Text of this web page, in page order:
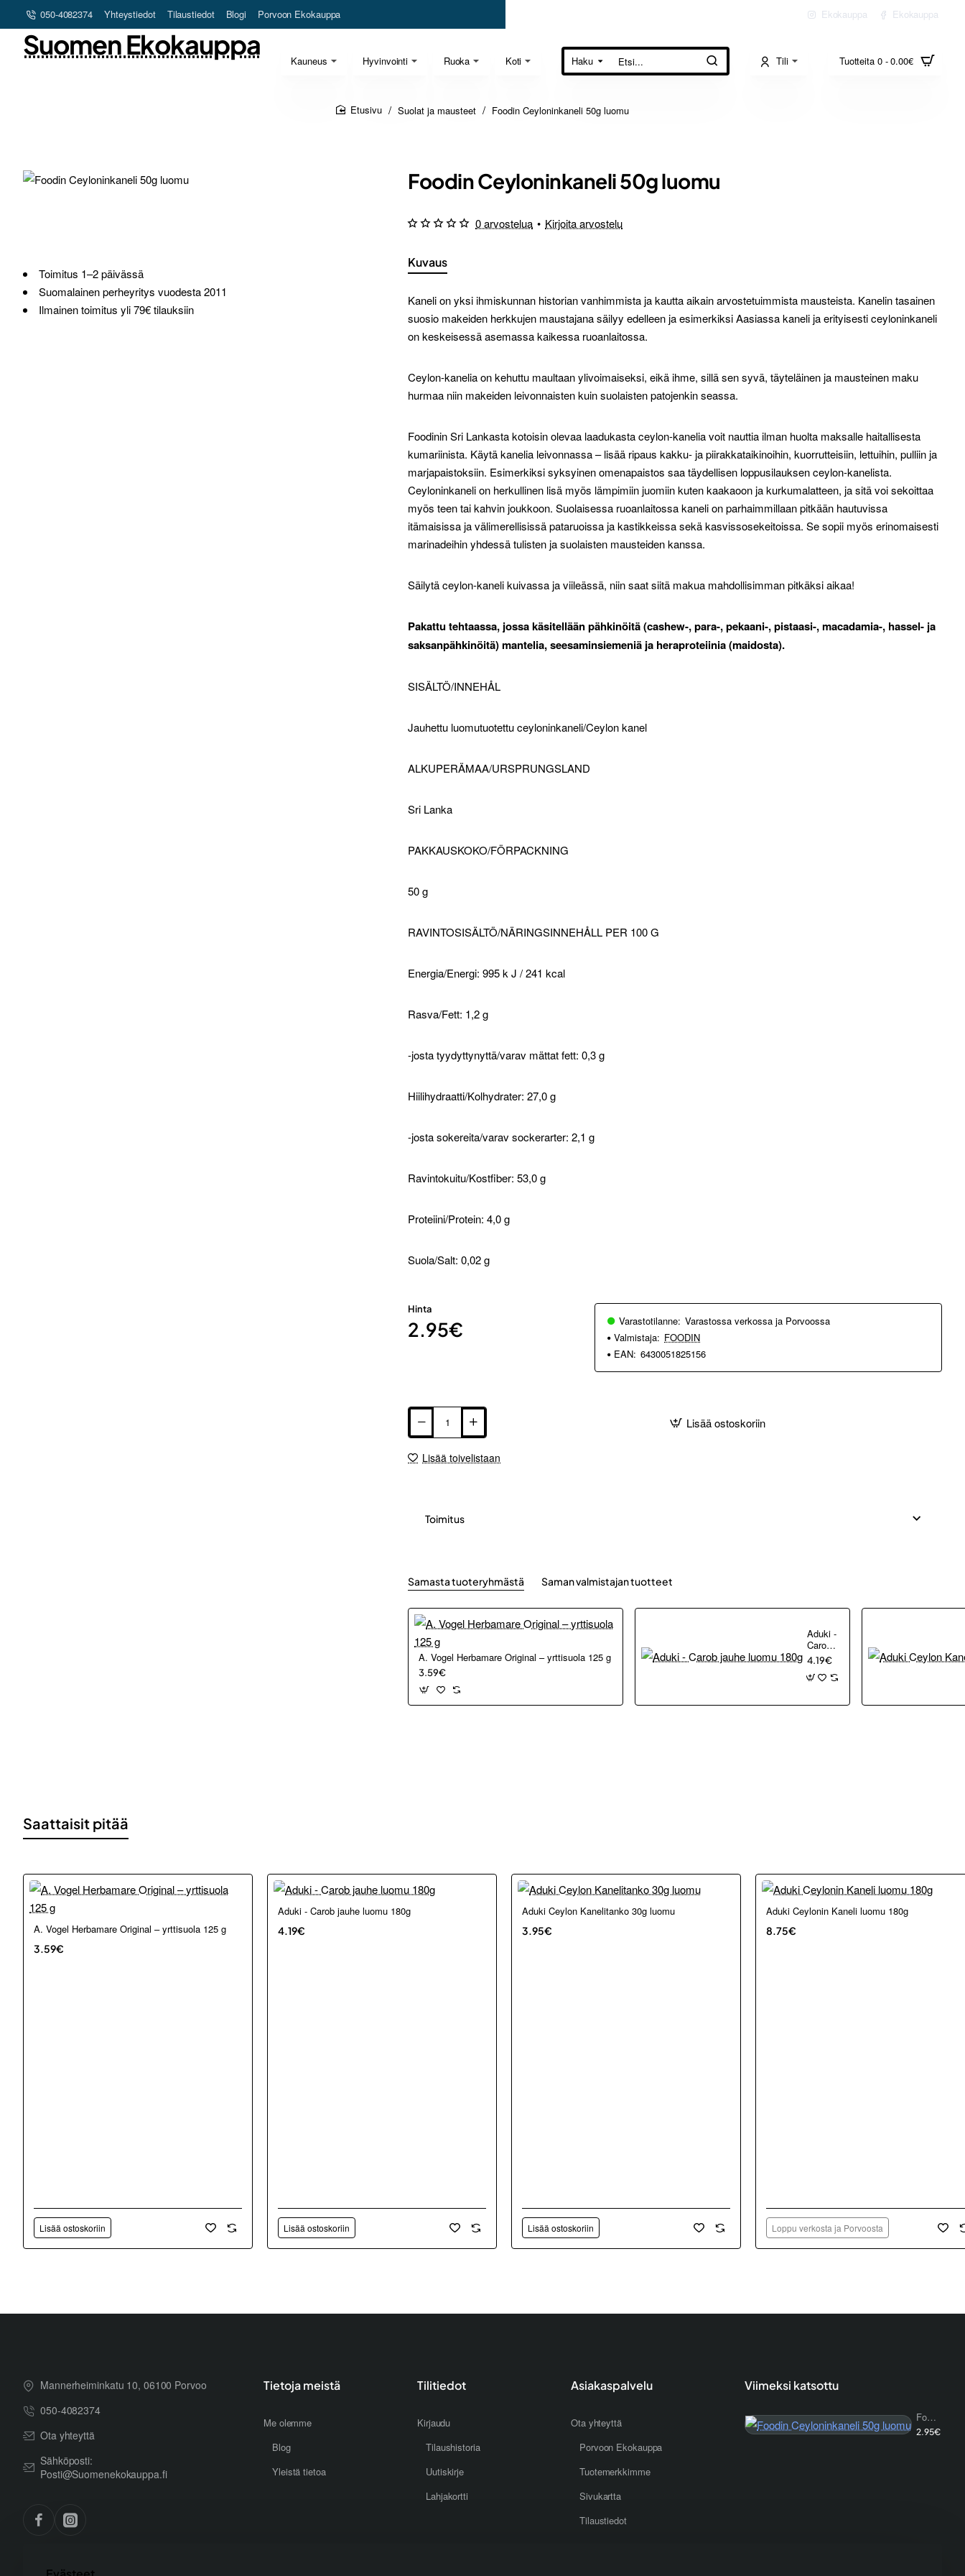
050-4082374 Yhteystiedot Tilaustiedot Blogi Porvoon Ekokauppa Ekokauppa Ekokauppa
Kauneus Hyvinvointi Ruoka Koti
Suomen Ekokauppa
Haku
Etsi... Tili Tuotteita 0 - 0.00€
Suolat ja mausteet Foodin Ceyloninkaneli 50g luomu
Toimitus 1–2 päivässä
Suomalainen perheyritys vuodesta 2011
Ilmainen toimitus yli 79€ tilauksiin
Foodin Ceyloninkaneli 50g luomu
Kuvaus
Kaneli on yksi ihmiskunnan historian vanhimmista ja kautta aikain arvostetuimmista mausteista. Kanelin tasainen
suosio makeiden herkkujen maustajana säilyy edelleen ja esimerkiksi Aasiassa kaneli ja erityisesti ceyloninkaneli
on keskeisessä asemassa kaikessa ruoanlaitossa.
Ceylon-kanelia on kehuttu maultaan ylivoimaiseksi, eikä ihme, sillä sen syvä, täyteläinen ja mausteinen maku
hurmaa niin makeiden leivonnaisten kuin suolaisten patojenkin seassa.
Foodinin Sri Lankasta kotoisin olevaa laadukasta ceylon-kanelia voit nauttia ilman huolta maksalle haitallisesta
kumariinista. Käytä kanelia leivonnassa – lisää ripaus kakku- ja piirakkataikinoihin, kuorrutteisiin, lettuihin, pulliin ja
marjapaistoksiin. Esimerkiksi syksyinen omenapaistos saa täydellisen loppusilauksen ceylon-kanelista.
Ceyloninkaneli on herkullinen lisä myös lämpimiin juomiin kuten kaakaoon ja kurkumalatteen, ja sitä voi sekoittaa
myös teen tai kahvin joukkoon. Suolaisessa ruoanlaitossa kaneli on parhaimmillaan pitkään hautuvissa
itämaisissa ja välimerellisissä pataruoissa ja kastikkeissa sekä kasvissosekeitoissa. Se sopii myös erinomaisesti
marinadeihin yhdessä tulisten ja suolaisten mausteiden kanssa.
Säilytä ceylon-kaneli kuivassa ja viileässä, niin saat siitä makua mahdollisimman pitkäksi aikaa!
Pakattu tehtaassa, jossa käsitellään pähkinöitä (cashew-, para-, pekaani-, pistaasi-, macadamia-, hassel- ja
saksanpähkinöitä) mantelia, seesaminsiemeniä ja heraproteiinia (maidosta).
SISÄLTÖ/INNEHÅL
Jauhettu luomutuotettu ceyloninkaneli/Ceylon kanel
ALKUPERÄMAA/URSPRUNGSLAND
Sri Lanka
PAKKAUSKOKO/FÖRPACKNING
50 g
RAVINTOSISÄLTÖ/NÄRINGSINNEHÅLL PER 100 G
Energia/Energi: 995 k J / 241 kcal
Rasva/Fett: 1,2 g
-josta tyydyttynyttä/varav mättat fett: 0,3 g
Hiilihydraatti/Kolhydrater: 27,0 g
-josta sokereita/varav sockerarter: 2,1 g
Ravintokuitu/Kostfiber: 53,0 g
Proteiini/Protein: 4,0 g
Suola/Salt: 0,02 g
0 arvostelua • Kirjoita arvostelu
Hinta
2.95€ Varastotilanne: Varastossa verkossa ja Porvoossa
Valmistaja: FOODIN
EAN: 6430051825156
Lisää ostoskoriin
Lisää toivelistaan
Toimitus
Samasta tuoteryhmästä Saman valmistajan tuotteet
A. Vogel Herbamare Original – yrttisuola 125 g
3.59€
Aduki -
Carob
jauhe
luomu
180g
4.19€
Saattaisit pitää
A. Vogel Herbamare Original – yrttisuola 125 g
3.59€
Lisää ostoskoriin
Aduki - Carob jauhe luomu 180g
4.19€
Lisää ostoskoriin
Aduki Ceylon Kanelitanko 30g luomu
3.95€
Lisää ostoskoriin
Loppu verkosta ja Porvoosta
Aduki Ceylonin Kaneli luomu 180g
8.75€
Loppu verkosta ja Porvoosta
Mannerheiminkatu 10, 06100 Porvoo
050-4082374
Ota yhteyttä
Sähköposti:
Posti@Suomenekokauppa.fi
Tietoja meistä
Me olemme
Blog
Yleistä tietoa
Tilitiedot
Kirjaudu
Tilaushistoria
Uutiskirje
Lahjakortti
Asiakaspalvelu
Ota yhteyttä
Porvoon Ekokauppa
Tuotemerkkimme
Sivukartta
Tilaustiedot
Viimeksi katsottu
Foodin Ceyloninkaneli 50g luomu
2.95€